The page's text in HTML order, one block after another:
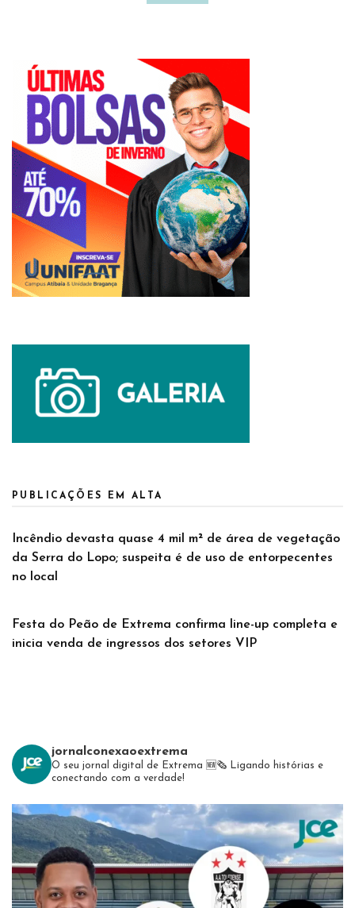
PUBLICAÇÕES EM ALTA
Incêndio devasta quase 4 mil m² de área de vegetação
da Serra do Lopo; suspeita é de uso de entorpecentes
no local
Festa do Peão de Extrema confirma line-up completa e
inicia venda de ingressos dos setores VIP
jornalconexaoextrema
O seu jornal digital de Extrema 🆕️🗞 Ligando histórias e
conectando com a verdade!